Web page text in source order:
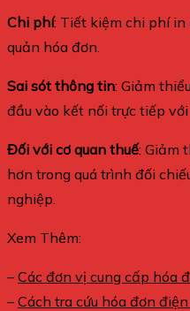
Chi phí: Tiết kiệm chi phí in
quản hóa đơn.
Sai sót thông tin: Giảm
đầu vào kết nối trực tiếp
Đối với cơ quan thuế: Giảm
hơn trong quá trình đối
nghiệp.
Xem Thêm:
– Các đơn vị cung cấp hóa
– Cách tra cứu hóa đơn